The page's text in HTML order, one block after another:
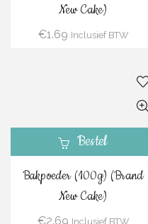
New Cake)
€1.69 Inclusief BTW
Bestel
Bakpoeder (100g) (Brand
New Cake)
€2.69 Inclusief BTW